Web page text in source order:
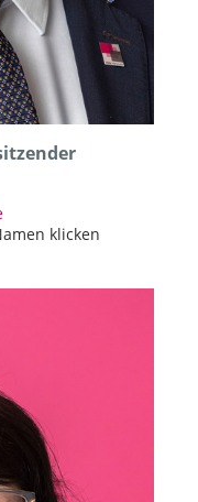
klicken